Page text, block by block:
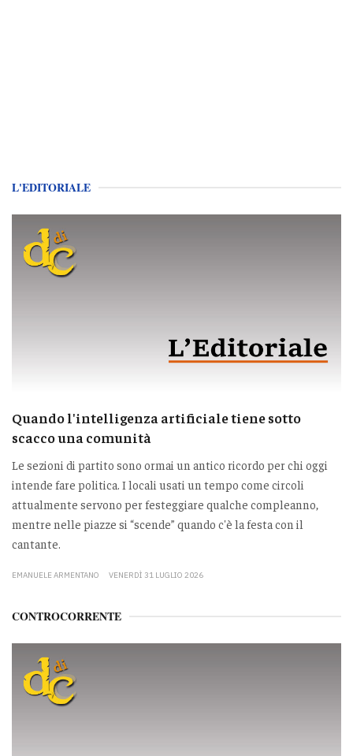
L'EDITORIALE
Quando l'intelligenza artificiale tiene sotto
scacco una comunità
Le sezioni di partito sono ormai un antico ricordo per chi oggi
intende fare politica. I locali usati un tempo come circoli
attualmente servono per festeggiare qualche compleanno,
mentre nelle piazze si “scende” quando c'è la festa con il
cantante.
EMANUELE ARMENTANO VENERDÌ 31 LUGLIO 2026
CONTROCORRENTE